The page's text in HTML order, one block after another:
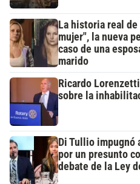
La historia real
mujer", la nueva
caso de una
marido
Ricardo
sobre la
Di Tullio impugnó
por un presunto
debate de la Ley